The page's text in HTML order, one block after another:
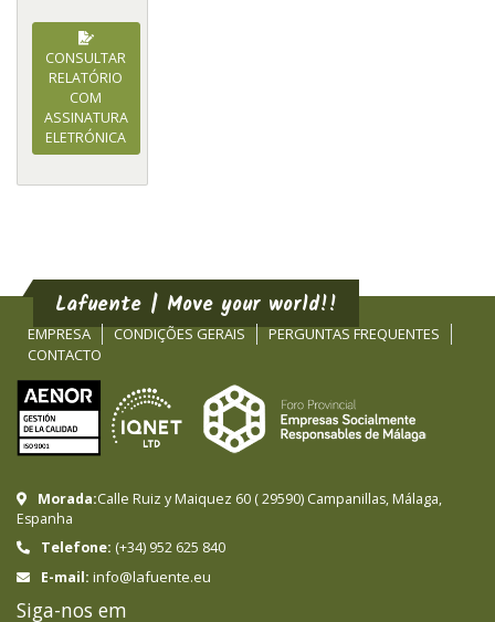
CONSULTAR
RELATÓRIO
COM
ASSINATURA
ELETRÓNICA
Lafuente | Move your world!!
EMPRESA CONDIÇÕES GERAIS
PERGUNTAS FREQUENTES
CONTACTO
Morada:Calle Ruiz y Maiquez 60 (29590) Campanillas, Málaga,
Espanha
Telefone: (+34) 952 625 840
E-mail: info@lafuente.eu
Siga-nos em